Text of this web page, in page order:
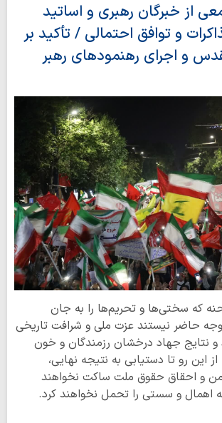
از خبرگان رهبری و اساتید
و توافق احتمالی / تأکید بر
و اجرای رهنمودهای رهبر
که سختی‌ها و تحریم‌ها را به جان
حاضر نیستند عزت ملی و شرافت تاریخی
و نتایج جهاد درخشان رزمندگان و خون
این رو تا دستیابی به نتیجه نهایی،
و احقاق حقوق ملت ساکت نخواهند
و سستی را تحمل نخواهند کرد.